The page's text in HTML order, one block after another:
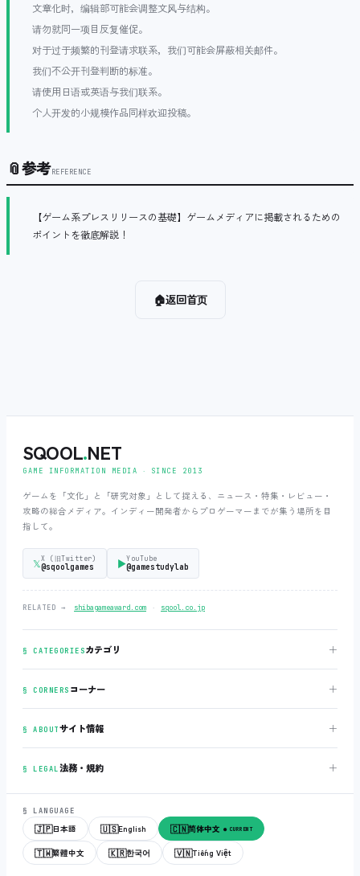
文章化时，编辑部可能会调整文风与结构。
请勿就同一项目反复催促。
对于过于频繁的刊登请求联系，我们可能会屏蔽相关邮件。
我们不公开刊登判断的标准。
请使用日语或英语与我们联系。
个人开发的小规模作品同样欢迎投稿。
📎参考REFERENCE
【ゲーム系プレスリリースの基礎】ゲームメディアに掲載されるための
ポイントを徹底解説！
🏠返回首页
SQOOL.NET
GAME INFORMATION MEDIA ‧ SINCE 2013
ゲームを「文化」と「研究対象」として捉える、ニュース・特集・レビュー・
攻略の総合メディア。インディー開発者からプロゲーマーまでが集う場所を目
指して。
𝕏X (旧Twitter)
@sqoolgames ▶YouTube
@gamestudylab
RELATED → shibagameaward.com ‧ sqool.co.jp
§ CATEGORIESカテゴリ ＋
§ CORNERS コーナー ＋
§ ABOUTサイト情報 ＋
§ LEGAL法務・規約 ＋
§ LANGUAGE
🇯🇵日本語 🇺🇸English 🇨🇳简体中文 ● CURRENT
🇹🇼繁體中文 🇰🇷한국어 🇻🇳Tiếng Việt